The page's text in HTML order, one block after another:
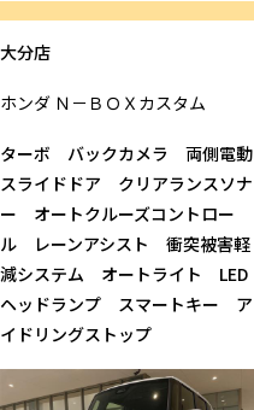
大分店
ホンダ Ｎ－ＢＯＸカスタム
ターボ バックカメラ 両側電動
スライドドア クリアランスソナ
ー オートクルーズコントロー
ル レーンアシスト 衝突被害軽
減システム オートライト LED
ヘッドランプ スマートキー ア
イドリングストップ